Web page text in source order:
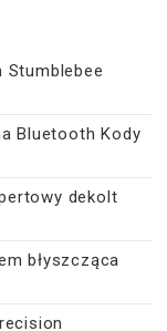
Stumblebee
Bluetooth Kody
dekolt
błyszcząca